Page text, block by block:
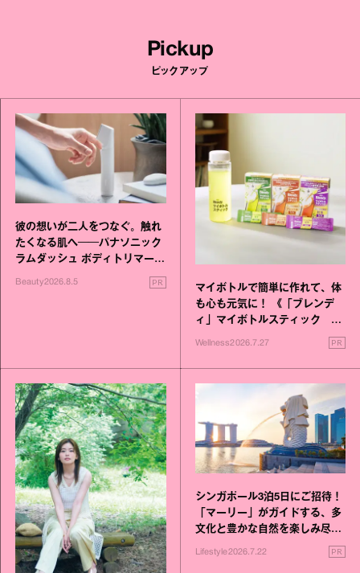
Pickup
ピックアップ
彼の想いが二人をつなぐ。触れ
たくなる肌へ──パナソニック
ラムダッシュ ボディトリマーが
Beauty2026.8.5 PR
マイボトルで簡単に作れて、体
も心も元気に！ 《「ブレンデ
ィ」マイボトルスティック い
いこと毎日》シリーズが誕生
Wellness2026.7.27 PR
シンガポール3泊5日にご招待！
「マーリー」がガイドする、多
文化と豊かな自然を楽しみ尽く
Lifestyle2026.7.22 PR